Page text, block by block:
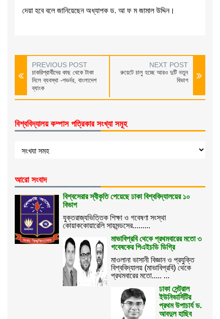
দেয়া হবে বলে জানিয়েছেন অধ্যাপক ড. আ ফ ম জামাল উদ্দিন।
PREVIOUS POST
চাকরিপ্রার্থীদের কাছ থেকে টাকা
নিলে ব্যবস্থা -গভর্নর, বাংলাদেশ
ব্যাংক
NEXT POST
রুয়েটে চালু হচ্ছে আরও দুটি নতুন
বিভাগ
বিশ্ববিদ্যালয় কম্পাস পত্রিকার সংখ্যা সমূহ
আরো সংবাদ
বিশ্বসেরার স্বীকৃতি পেয়েছে ঢাকা বিশ্ববিদ্যালয়ের ১০
বিভাগ
যুক্তরাজ্যভিত্তিক শিক্ষা ও গবেষণা সংস্থা
কোয়াককোয়ারেলি সায়মন্ডসের.........
মাভাবিপ্রবি থেকে প্রথমবারের মতো ৩
গবেষকের পিএইচডি ডিগ্রি
মাওলানা ভাসানী বিজ্ঞান ও প্রযুক্তি
বিশ্ববিদ্যালয় (মাভাবিপ্রবি) থেকে
প্রথমবারের মতো..... ...
ঢাকা সেন্ট্রাল
ইউনিভার্সিটির
প্রথম উপাচার্য ড.
আবদুল হাছিব